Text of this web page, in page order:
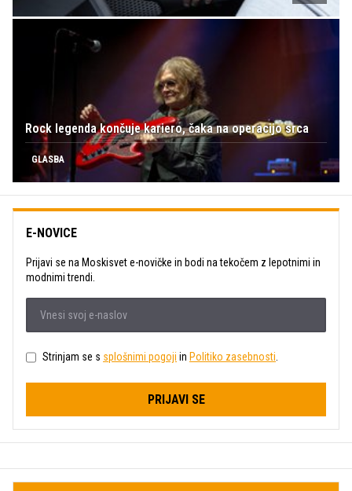
Rock legenda končuje kariero, čaka na operacijo srca
GLASBA
E-NOVICE
Prijavi se na Moskisvet e-novičke in bodi na tekočem z lepotnimi in
modnimi trendi.
Strinjam se s splošnimi pogoji in Politiko zasebnosti.
PRIJAVI SE